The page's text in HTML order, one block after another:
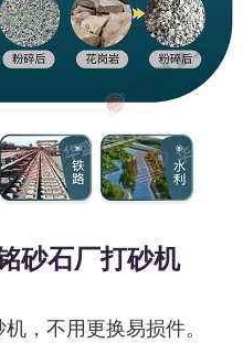
砂石厂打砂机
，不用更换易损件。